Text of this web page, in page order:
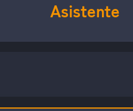
Asistente